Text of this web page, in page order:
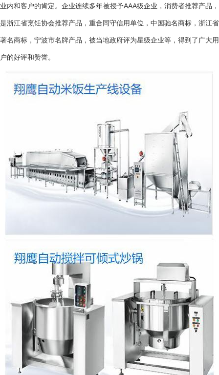
业内和客户的肯定。企业连续多年被授予AAA级企业，消费者推荐产品，
是浙江省烹饪协会推荐产品，重合同守信用单位，中国驰名商标，浙江省
著名商标，宁波市名牌产品，被当地政府评为星级企业等，得到了广大用
户的好评和赞誉。